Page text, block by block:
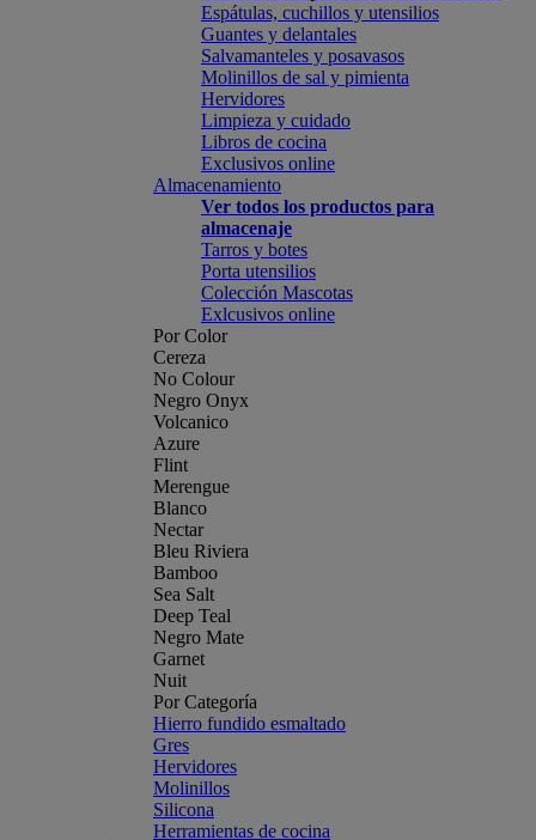
Espátulas, cuchillos y utensilios
Guantes y delantales
Salvamanteles y posavasos
Molinillos de sal y pimienta
Hervidores
Limpieza y cuidado
Libros de cocina
Exclusivos online
Almacenamiento
Ver todos los productos para
almacenaje
Tarros y botes
Porta utensilios
Colección Mascotas
Exlcusivos online
Por Color
Cereza
No Colour
Negro Onyx
Volcanico
Azure
Flint
Merengue
Blanco
Nectar
Bleu Riviera
Bamboo
Sea Salt
Deep Teal
Negro Mate
Garnet
Nuit
Por Categoría
Hierro fundido esmaltado
Gres
Hervidores
Molinillos
Silicona
Herramientas de cocina